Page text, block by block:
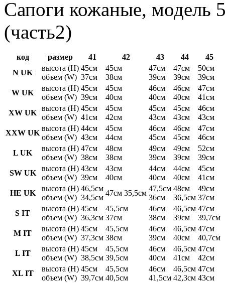
Сапоги кожаные, модель
(часть2)
код размер 41 42 43 44
45
N UK
высота (H)
объем (W)
45см
37см
45см
38см
47см
39см
47см
39см
50см
39см
W UK
высота (H)
объем (W)
45см
39см
45см
40см
46см
40см
46см
40см
47см
41см
XW UK
высота (H)
объем (W)
45см
41см
45см
42см
45см
43см
45см
43см
46см
43см
XXW UK
высота (H)
объем (W)
44см
43см
45см
44см
46см
45см
46см
45см
47см
46см
L UK
высота (H)
объем (W)
47см
38см
48см
38см
49см
39см
49см
39см
52см
39см
SW UK
высота (H)
объем (W)
43см
39см
43см
40см
44см
40см
44см
40см
45см
41см
HE UK
высота (H)
объем (W)
46,5см
34,5см
47см 35,5см
47,5см
36см
48см
36,5см
49см
37см
S IT
высота (H)
объем (W)
45см
36,3см
45,5см
37см
46см
38см
46,5см
39см
47см
39,7см
M IT
высота (H)
объем (W)
45см
37,3см
45,5см
38см
46см
39см
46,5см
40см
47см
40,7см
L IT
высота (H)
объем (W)
45см
38,5см
45,5см
39,5см
46см
40см
46,5см
41см
47см
42см
XL IT
высота (H)
объем (W)
45см
39,7см
45,5см
40,5см
46см
41,5см
46,5см
42,3см
47см
43см